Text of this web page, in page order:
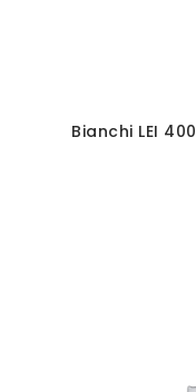
Bianchi LEI 400